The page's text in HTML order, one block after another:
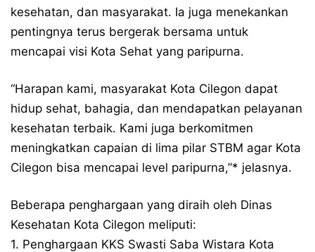
kesehatan, dan masyarakat. Ia juga menekankan
pentingnya terus bergerak bersama untuk
mencapai visi Kota Sehat yang paripurna.
“Harapan kami, masyarakat Kota Cilegon dapat
hidup sehat, bahagia, dan mendapatkan pelayanan
kesehatan terbaik. Kami juga berkomitmen
meningkatkan capaian di lima pilar STBM agar Kota
Cilegon bisa mencapai level paripurna,”* jelasnya.
Beberapa penghargaan yang diraih oleh Dinas
Kesehatan Kota Cilegon meliputi:
1. Penghargaan KKS Swasti Saba Wistara Kota